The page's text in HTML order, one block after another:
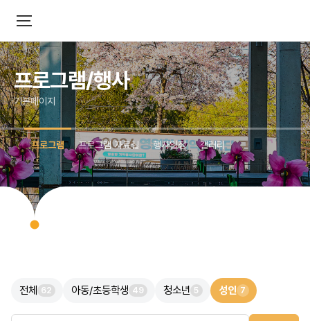
프로그램 프로그램 자료실 행사일정 갤러리
프로그램/행사
기본페이지
전체 62 아동/초등학생 49 청소년 5 성인 7